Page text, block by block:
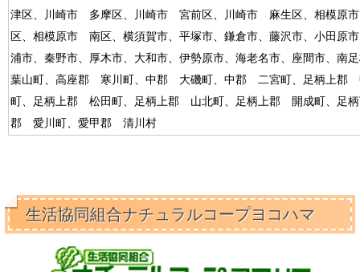
津区、川崎市 多摩区、川崎市 宮前区、川崎市 麻生区、相模原
区、相模原市 南区、横須賀市、平塚市、鎌倉市、藤沢市、小田原
浦市、秦野市、厚木市、大和市、伊勢原市、海老名市、座間市、
葉山町、高座郡 寒川町、中郡 大磯町、中郡 二宮町、足柄上郡
町、足柄上郡 松田町、足柄上郡 山北町、足柄上郡 開成町、足
郡 愛川町、愛甲郡 清川村
生活協同組合ナチュラルコープヨコハマ